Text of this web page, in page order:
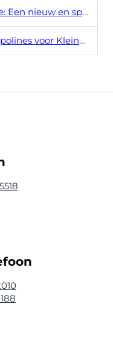
en spannend practice
Kleine Appartementen